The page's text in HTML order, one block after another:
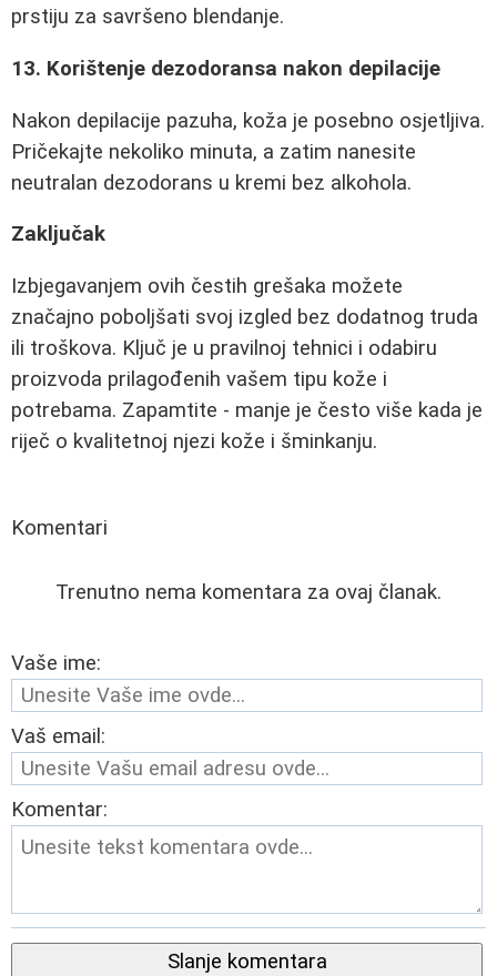
prstiju za savršeno blendanje.
13. Korištenje dezodoransa nakon depilacije
Nakon depilacije pazuha, koža je posebno osjetljiva.
Pričekajte nekoliko minuta, a zatim nanesite
neutralan dezodorans u kremi bez alkohola.
Zaključak
Izbjegavanjem ovih čestih grešaka možete
značajno poboljšati svoj izgled bez dodatnog truda
ili troškova. Ključ je u pravilnoj tehnici i odabiru
proizvoda prilagođenih vašem tipu kože i
potrebama. Zapamtite - manje je često više kada je
riječ o kvalitetnoj njezi kože i šminkanju.
Komentari
Trenutno nema komentara za ovaj članak.
Vaše ime:
Vaš email:
Komentar:
Slanje komentara